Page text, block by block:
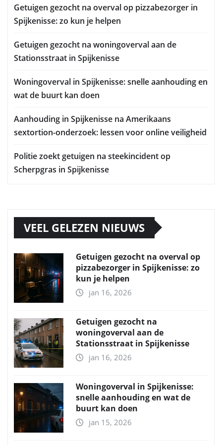
Getuigen gezocht na overval op pizzabezorger in
Spijkenisse: zo kun je helpen
Getuigen gezocht na woningoverval aan de
Stationsstraat in Spijkenisse
Woningoverval in Spijkenisse: snelle aanhouding en
wat de buurt kan doen
Aanhouding in Spijkenisse na Amerikaans
sextortion-onderzoek: lessen voor online veiligheid
Politie zoekt getuigen na steekincident op
Scherpgras in Spijkenisse
VEEL GELEZEN NIEUWS
Getuigen gezocht na overval op
pizzabezorger in Spijkenisse: zo
kun je helpen
jan 16, 2026
Getuigen gezocht na
woningoverval aan de
Stationsstraat in Spijkenisse
jan 16, 2026
Woningoverval in Spijkenisse:
snelle aanhouding en wat de
buurt kan doen
jan 15, 2026